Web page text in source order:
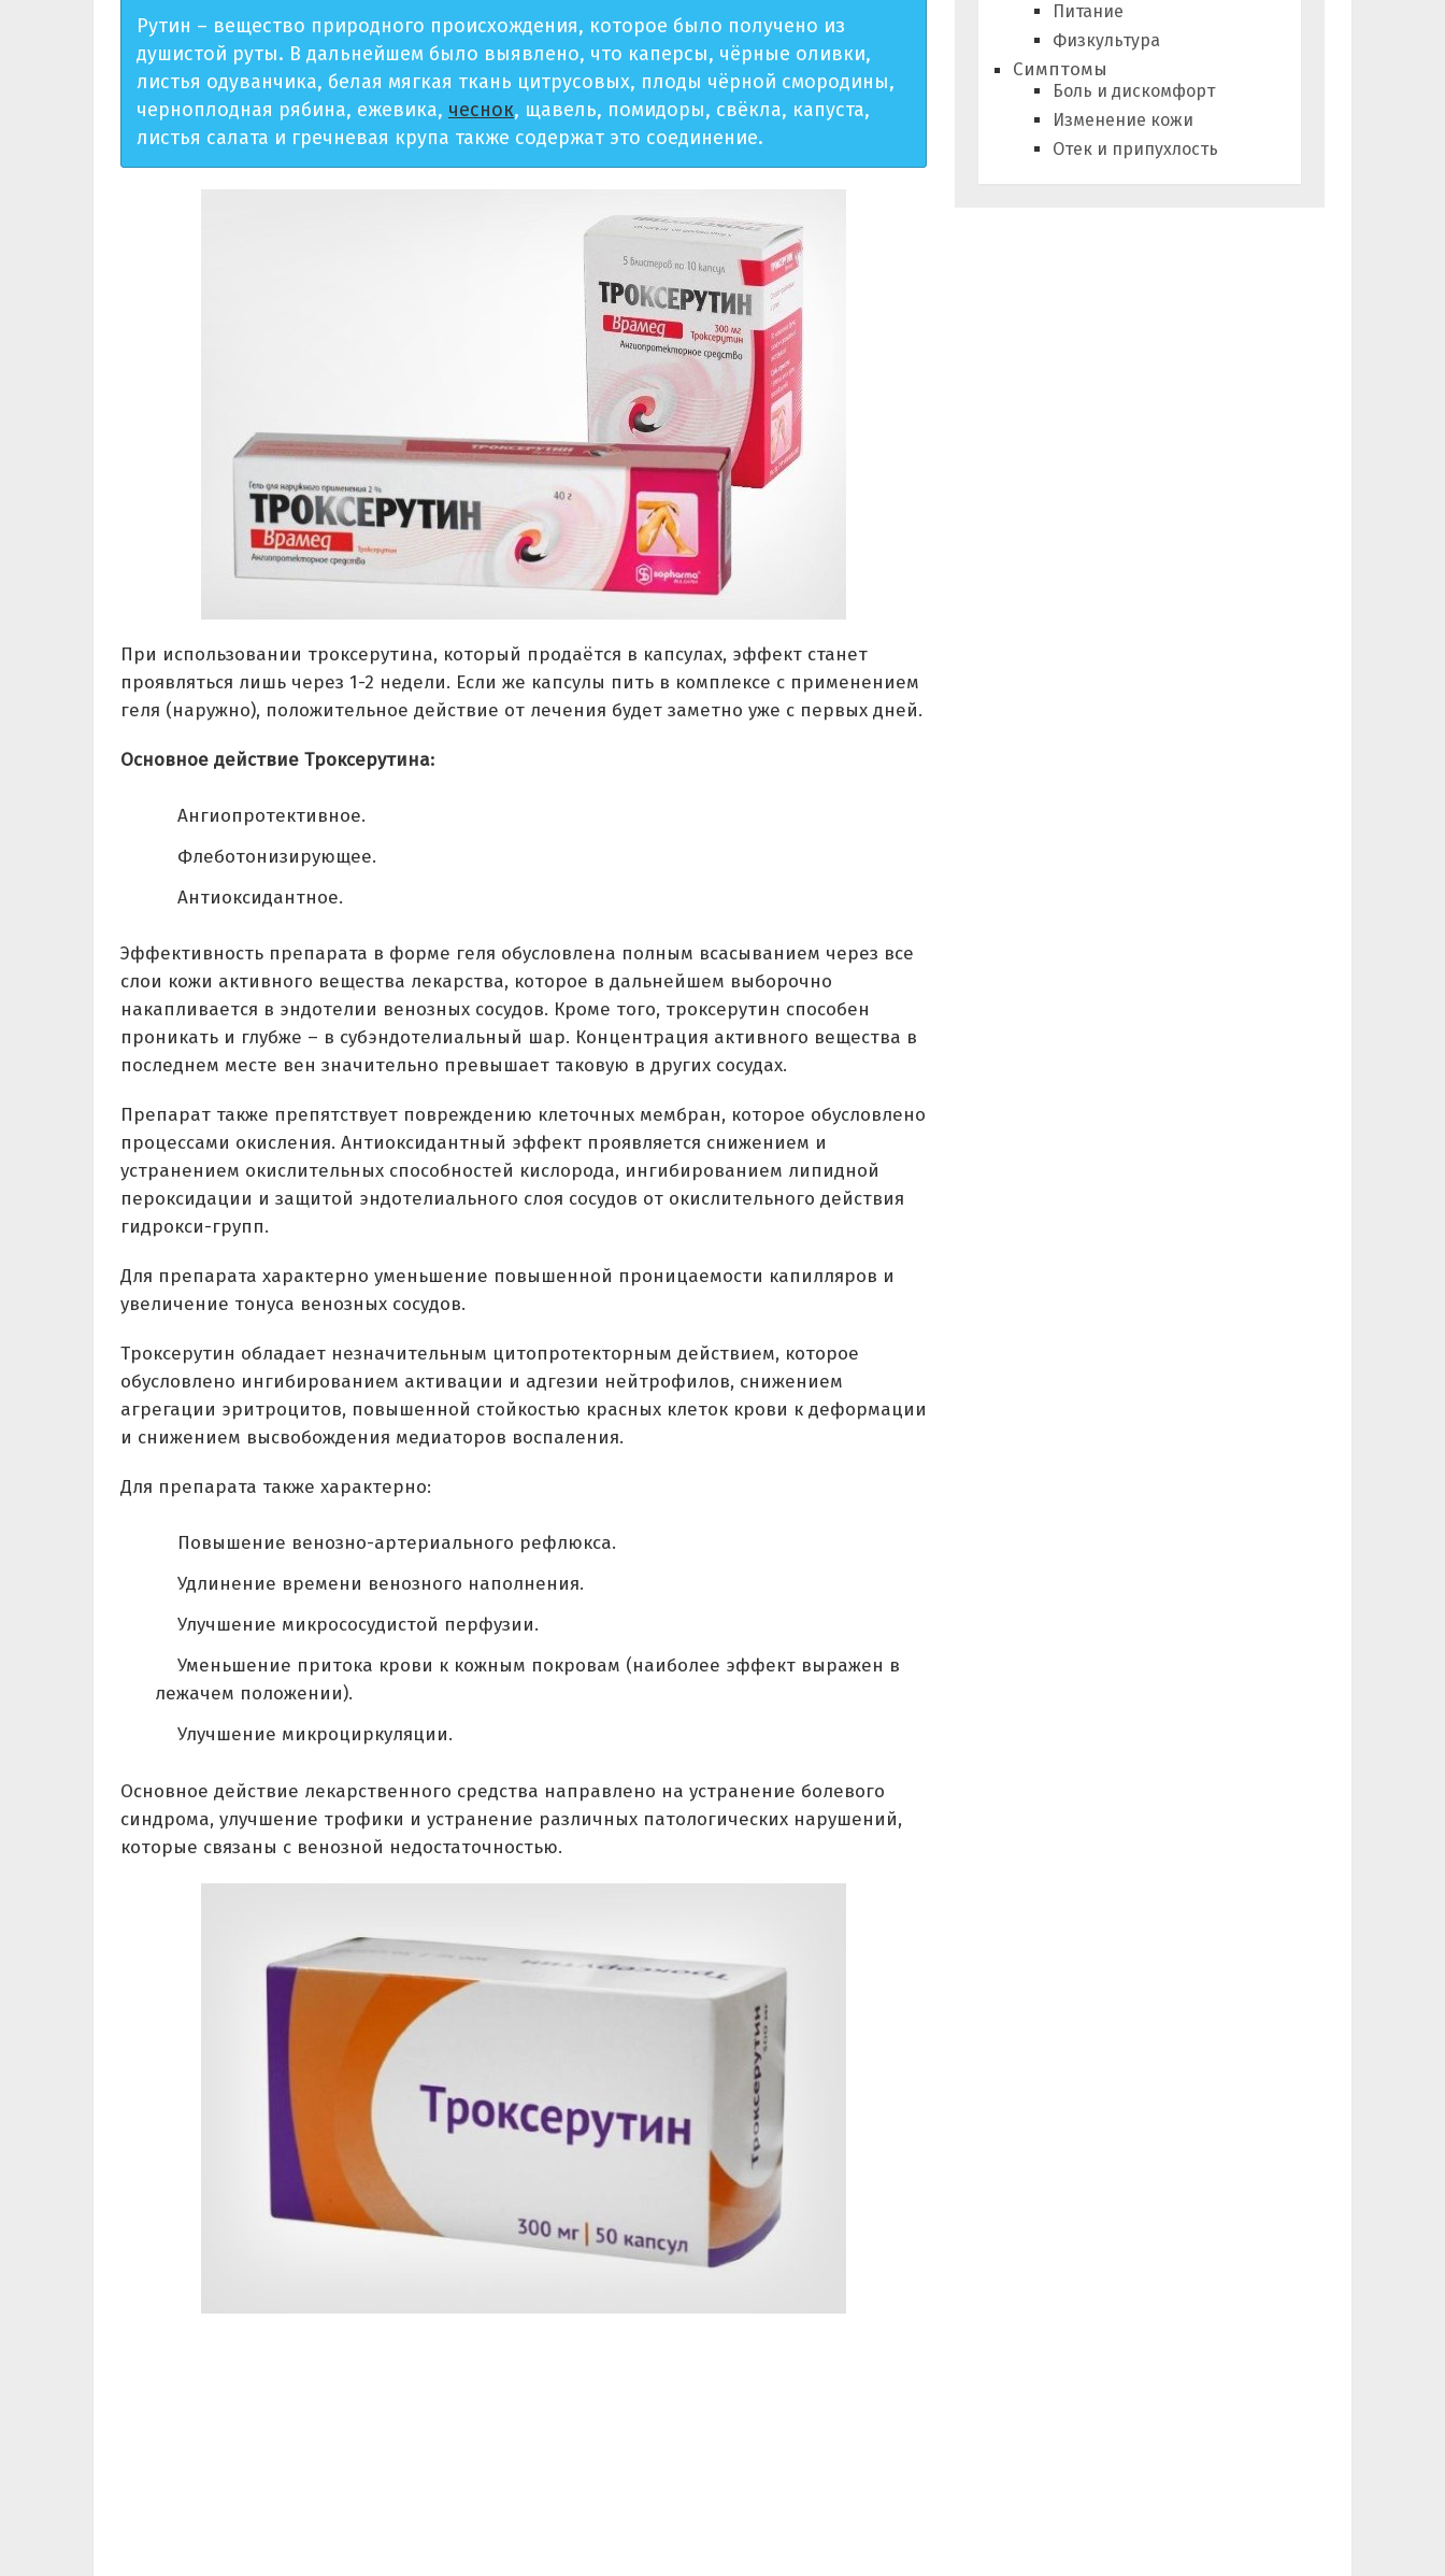
Рутин – вещество природного происхождения, которое было получено из
душистой руты. В дальнейшем было выявлено, что каперсы, чёрные оливки,
листья одуванчика, белая мягкая ткань цитрусовых, плоды чёрной смородины,
черноплодная рябина, ежевика, чеснок, щавель, помидоры, свёкла, капуста,
листья салата и гречневая крупа также содержат это соединение.
При использовании троксерутина, который продаётся в капсулах, эффект станет
проявляться лишь через 1-2 недели. Если же капсулы пить в комплексе с применением
геля (наружно), положительное действие от лечения будет заметно уже с первых дней.
Основное действие Троксерутина:
Ангиопротективное.
Флеботонизирующее.
Антиоксидантное.
Эффективность препарата в форме геля обусловлена полным всасыванием через все
слои кожи активного вещества лекарства, которое в дальнейшем выборочно
накапливается в эндотелии венозных сосудов. Кроме того, троксерутин способен
проникать и глубже – в субэндотелиальный шар. Концентрация активного вещества в
последнем месте вен значительно превышает таковую в других сосудах.
Препарат также препятствует повреждению клеточных мембран, которое обусловлено
процессами окисления. Антиоксидантный эффект проявляется снижением и
устранением окислительных способностей кислорода, ингибированием липидной
пероксидации и защитой эндотелиального слоя сосудов от окислительного действия
гидрокси-групп.
Для препарата характерно уменьшение повышенной проницаемости капилляров и
увеличение тонуса венозных сосудов.
Троксерутин обладает незначительным цитопротекторным действием, которое
обусловлено ингибированием активации и адгезии нейтрофилов, снижением
агрегации эритроцитов, повышенной стойкостью красных клеток крови к деформации
и снижением высвобождения медиаторов воспаления.
Для препарата также характерно:
Повышение венозно-артериального рефлюкса.
Удлинение времени венозного наполнения.
Улучшение микрососудистой перфузии.
Уменьшение притока крови к кожным покровам (наиболее эффект выражен в
лежачем положении).
Улучшение микроциркуляции.
Основное действие лекарственного средства направлено на устранение болевого
синдрома, улучшение трофики и устранение различных патологических нарушений,
которые связаны с венозной недостаточностью.
Питание
Физкультура
Симптомы
Боль и дискомфорт
Изменение кожи
Отек и припухлость